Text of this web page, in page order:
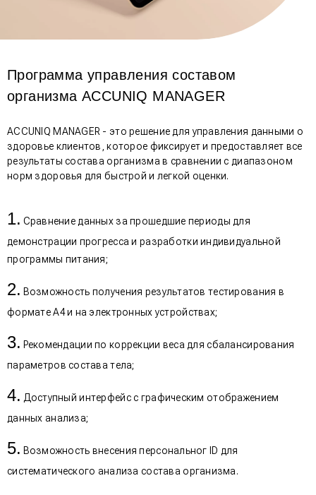
Программа управления составом
организма ACCUNIQ MANAGER
ACCUNIQ MANAGER - это решение для управления данными о
здоровье клиентов, которое фиксирует и предоставляет все
результаты состава организма в сравнении с диапазоном
норм здоровья для быстрой и легкой оценки.
Сравнение данных за прошедшие периоды для
демонстрации прогресса и разработки индивидуальной
программы питания;
Возможность получения результатов тестирования в
формате А4 и на электронных устройствах;
Рекомендации по коррекции веса для сбалансирования
параметров состава тела;
Доступный интерфейс с графическим отображением
данных анализа;
Возможность внесения персональног ID для
систематического анализа состава организма.